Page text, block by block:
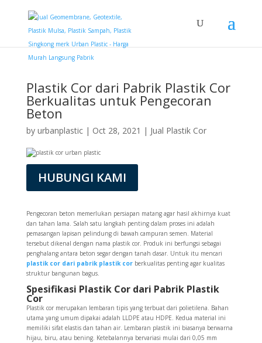
Plastik Cor dari Pabrik Plastik Cor
Berkualitas untuk Pengecoran
Beton
by urbanplastic| Oct 28, 2021 | Jual Plastik Cor
HUBUNGI KAMI
Pengecoran beton memerlukan persiapan matang agar hasil akhirnya kuat
dan tahan lama. Salah satu langkah penting dalam proses ini adalah
pemasangan lapisan pelindung di bawah campuran semen. Material
tersebut dikenal dengan nama plastik cor. Produk ini berfungsi sebagai
penghalang antara beton segar dengan tanah dasar. Untuk itu mencari
plastik cor dari pabrik plastik corberkualitas penting agar kualitas
struktur bangunan bagus.
Spesifikasi Plastik Cor dari Pabrik Plastik
Cor
Plastik cor merupakan lembaran tipis yang terbuat dari polietilena. Bahan
utama yang umum dipakai adalah LLDPE atau HDPE. Kedua material ini
memiliki sifat elastis dan tahan air. Lembaran plastik ini biasanya berwarna
hijau, biru, atau bening. Ketebalannya bervariasi mulai dari 0,05 mm